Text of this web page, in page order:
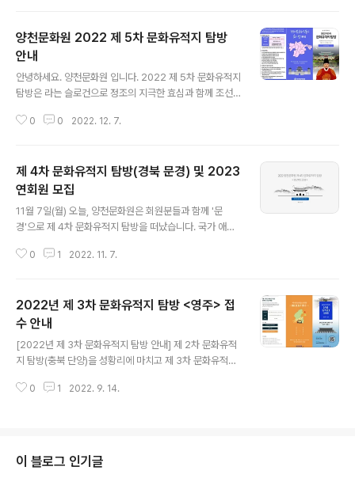
양천문화원 2022 제 5차 문화유적지 탐방
안내
안녕하세요. 양천문화원 입니다. 2022 제 5차 문화유적지
탐방은 라는 슬로건으로 정조의 지극한 효심과 함께 조선
니다. 정조의 발자취를 따라 살펴보는 우리의 아름다운 문
착순으로 진행됩니다. 2023년에는 더욱 다채롭고 뜻 깊은
문화유적지 탐방을 준비하고 있사오니 많은 관심과 기대
부탁드립니다. ※ 양천문화원 제 5차 문화유적지 탐방(경기
도 화성) ■ 탐방 일시 : 12월 13일(화) 08:00 ~ (양천문
외) ■ 접수일시 : 12월 7일(수) 09:00 ~ 정원 마감시 까
0 0 2022. 12. 7.
제 4차 문화유적지 탐방(경북 문경) 및 2023
연회원 모집
11월 7일(월) 오늘, 양천문화원은 회원분들과 함께 '문
경'으로 제 4차 문화유적지 탐방을 떠났습니다. 국가 애도
에 120명 이상의 회원이 접수해 주셨고, 양천문화원은 안
소리를 듣는다'는 뜻으로 는 조선시대 과거를 보러가는 선
비들이 합격을 기원하며 넘던 길입니다. 곧 수능을 앞두고
있는 가족이 있다면 문경새재가 더욱 의미가 있을 것이라
고 생각합니다. 또한 천년의 역사를 가진 고모산성부터 경
북 제 1경인 진남교반 그리고 5일장까지. 가을 절경과 함께
만나는 우리 역사는 더욱 아름답겠죠? 양천문화원은 마지
0 1 2022. 11. 7.
2022년 제 3차 문화유적지 탐방 <영주> 접
수 안내
[2022년 제 3차 문화유적지 탐방 안내] 제 2차 문화유적
지 탐방(충북 단양)을 성황리에 마치고 제 3차 문화유적지
는 선비의 기개와 고즈넉한 우리 문화유산을 간직한 입니
터 진행됩니다. 아래 첨부된 이미지 참고하셔서 접수 부탁
드립니다. 감사합니다! #양천문화원 #양천구 #가을 #문화
0 1 2022. 9. 14.
이 블로그 인기글